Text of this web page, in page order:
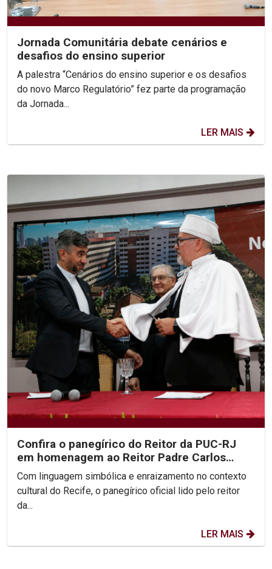
Jornada Comunitária debate cenários e
desafios do ensino superior
A palestra “Cenários do ensino superior e os desafios
do novo Marco Regulatório” fez parte da programação
da Jornada...
LER MAIS
Confira o panegírico do Reitor da PUC-RJ
em homenagem ao Reitor Padre Carlos
Fritzen
Com linguagem simbólica e enraizamento no contexto
cultural do Recife, o panegírico oficial lido pelo reitor
da...
LER MAIS